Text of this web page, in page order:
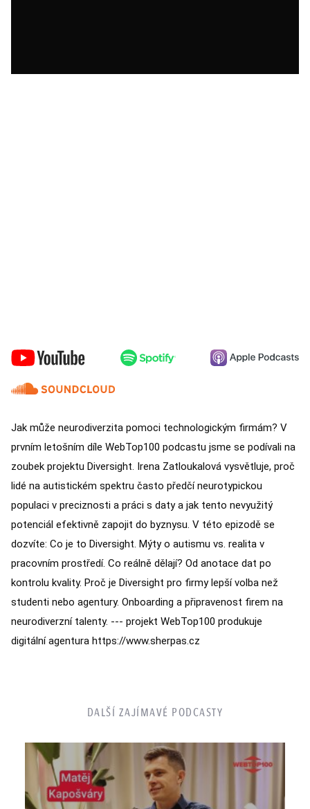
Jak může neurodiverzita pomoci technologickým firmám? V
prvním letošním díle WebTop100 podcastu jsme se podívali na
zoubek projektu Diversight. Irena Zatloukalová vysvětluje, proč
lidé na autistickém spektru často předčí neurotypickou
populaci v preciznosti a práci s daty a jak tento nevyužitý
potenciál efektivně zapojit do byznysu. V této epizodě se
dozvíte: Co je to Diversight. Mýty o autismu vs. realita v
pracovním prostředí. Co reálně dělají? Od anotace dat po
kontrolu kvality. Proč je Diversight pro firmy lepší volba než
studenti nebo agentury. Onboarding a připravenost firem na
neurodiverzní talenty. --- projekt WebTop100 produkuje
digitální agentura https://www.sherpas.cz
DALŠÍ ZAJÍMAVÉ PODCASTY